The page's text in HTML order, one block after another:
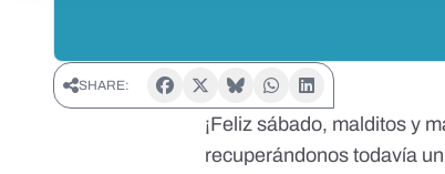
SHARE:
¡Feliz sábado, malditos y
recuperándonos todavía